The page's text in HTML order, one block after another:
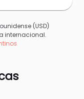
(USD)
internacional.